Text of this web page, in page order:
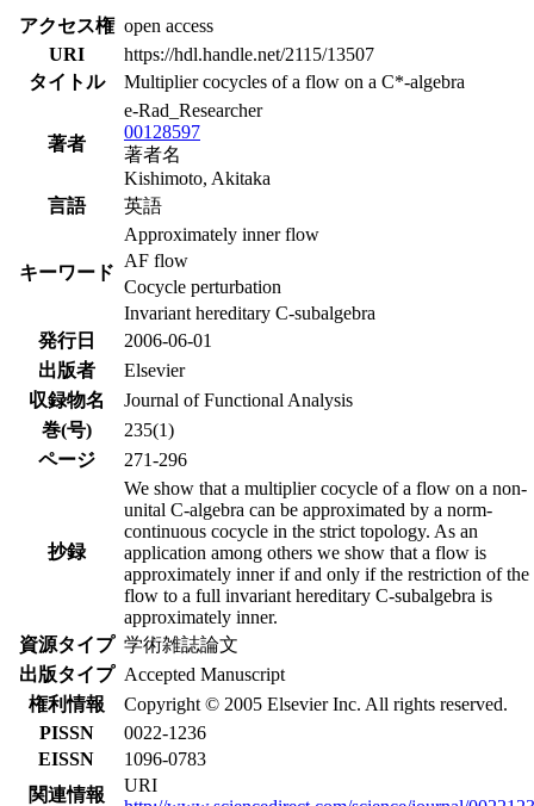
アクセス権 open access
URI
https://hdl.handle.net/2115/13507
タイトル
Multiplier cocycles of a flow on a C*-algebra
著者
e-Rad_Researcher
00128597
著者名
Kishimoto, Akitaka
言語
英語
キーワード
Approximately inner flow
AF flow
Cocycle perturbation
Invariant hereditary C-subalgebra
発行日
2006-06-01
出版者
Elsevier
収録物名
Journal of Functional Analysis
巻(号)
235(1)
ページ
271-296
抄録
We show that a multiplier cocycle of a flow on a non-
unital C-algebra can be approximated by a norm-
continuous cocycle in the strict topology. As an
application among others we show that a flow is
approximately inner if and only if the restriction of the
flow to a full invariant hereditary C-subalgebra is
approximately inner.
資源タイプ 学術雑誌論文
出版タイプ Accepted Manuscript
権利情報
Copyright © 2005 Elsevier Inc. All rights reserved.
PISSN
0022-1236
EISSN
1096-0783
関連情報
URI